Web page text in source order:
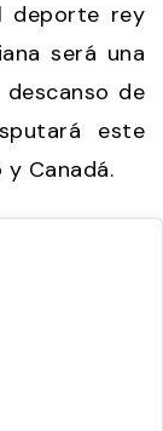
deporte rey
será una
de
este
Canadá.